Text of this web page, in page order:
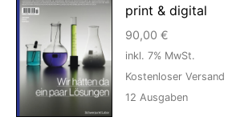
print & digital
90,00 €
inkl. 7% MwSt.
Kostenloser Versand
12 Ausgaben